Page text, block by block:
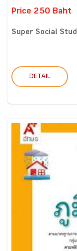
Price 250 Baht
Super Social
DETAIL